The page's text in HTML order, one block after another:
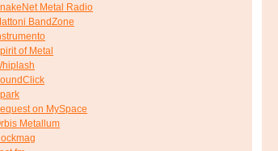
Metal Radio
BandZone
of Metal
on MySpace
Metallum